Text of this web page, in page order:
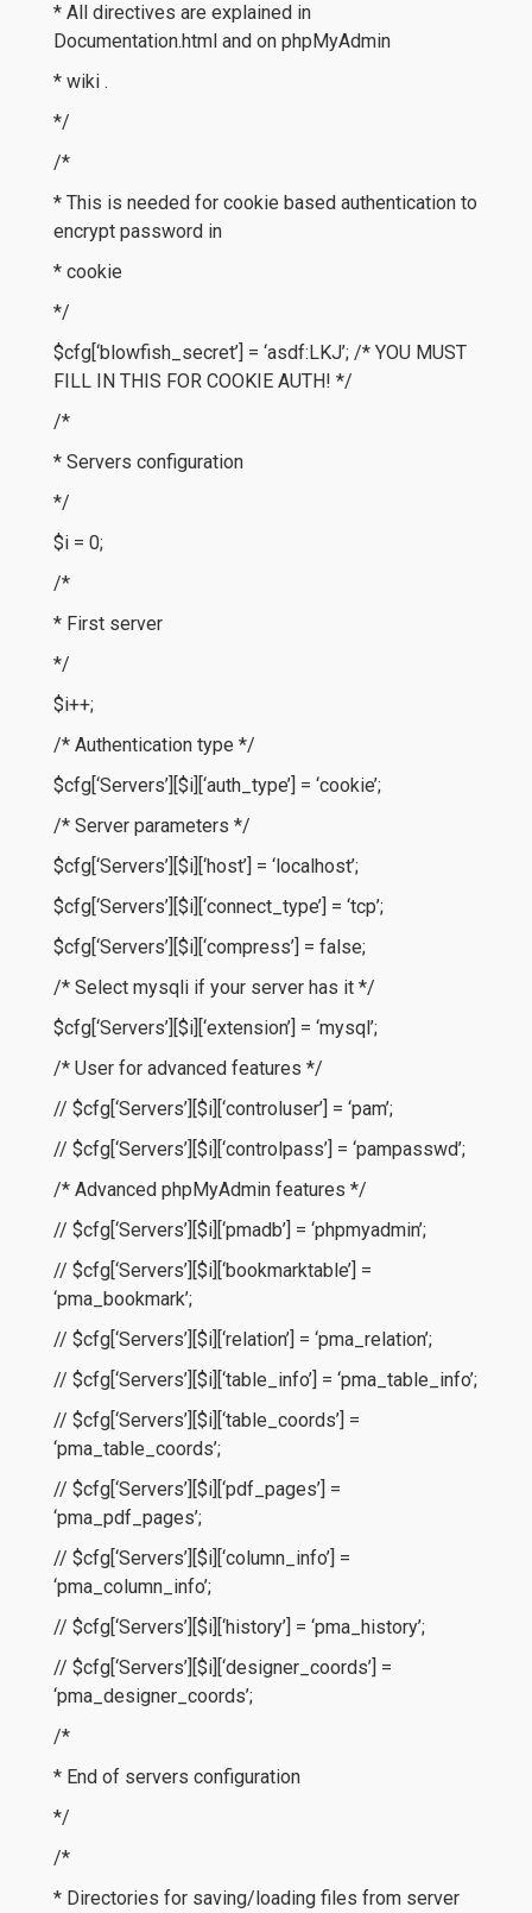
* All directives are explained in
Documentation.html and on phpMyAdmin
* wiki .
*/
/*
* This is needed for cookie based authentication to
encrypt password in
* cookie
*/
$cfg[‘blowfish_secret’] = ‘asdf:LKJ’; /* YOU MUST
FILL IN THIS FOR COOKIE AUTH! */
/*
* Servers configuration
*/
$i = 0;
/*
* First server
*/
$i++;
/* Authentication type */
$cfg[‘Servers’][$i][‘auth_type’] = ‘cookie’;
/* Server parameters */
$cfg[‘Servers’][$i][‘host’] = ‘localhost’;
$cfg[‘Servers’][$i][‘connect_type’] = ‘tcp’;
$cfg[‘Servers’][$i][‘compress’] = false;
/* Select mysqli if your server has it */
$cfg[‘Servers’][$i][‘extension’] = ‘mysql’;
/* User for advanced features */
// $cfg[‘Servers’][$i][‘controluser’] = ‘pam’;
// $cfg[‘Servers’][$i][‘controlpass’] = ‘pampasswd’;
/* Advanced phpMyAdmin features */
// $cfg[‘Servers’][$i][‘pmadb’] = ‘phpmyadmin’;
// $cfg[‘Servers’][$i][‘bookmarktable’] =
‘pma_bookmark’;
// $cfg[‘Servers’][$i][‘relation’] = ‘pma_relation’;
// $cfg[‘Servers’][$i][‘table_info’] = ‘pma_table_info’;
// $cfg[‘Servers’][$i][‘table_coords’] =
‘pma_table_coords’;
// $cfg[‘Servers’][$i][‘pdf_pages’] =
‘pma_pdf_pages’;
// $cfg[‘Servers’][$i][‘column_info’] =
‘pma_column_info’;
// $cfg[‘Servers’][$i][‘history’] = ‘pma_history’;
// $cfg[‘Servers’][$i][‘designer_coords’] =
‘pma_designer_coords’;
/*
* End of servers configuration
*/
/*
* Directories for saving/loading files from server